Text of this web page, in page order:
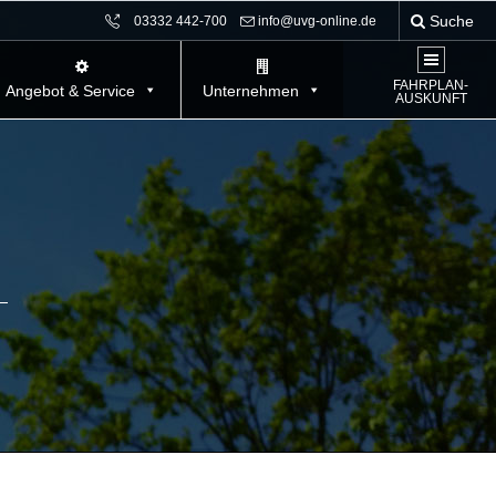
03332 442-700 info@uvg-online.de Suche
FAHRPLAN-
AUSKUNFT
Angebot & Service Unternehmen